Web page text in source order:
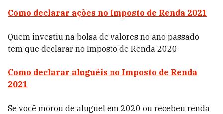
Como declarar ações no Imposto de Renda 2021
Quem investiu na bolsa de valores no ano passado
tem que declarar no Imposto de Renda 2020
Como declarar aluguéis no Imposto de Renda
2021
Se você morou de aluguel em 2020 ou recebeu renda